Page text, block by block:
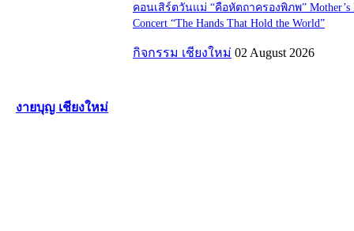
คอนเสิร์ตวันแม่ “คือหัตถาครองพิภพ” Mother’s
Concert “The Hands That Hold the World”
กิจกรรม เชียงใหม่ 02 August 2026
งายบุญ เชียงใหม่